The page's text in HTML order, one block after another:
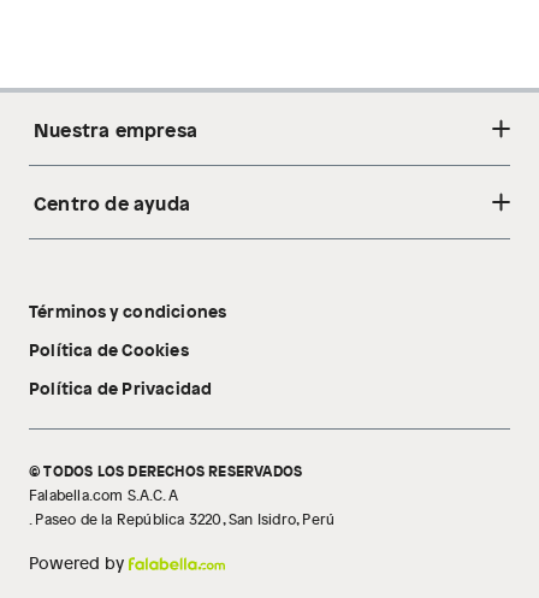
Nuestra empresa
Acerca de nosotros
Tecnología Pillow Walk
Centro de ayuda
Libro de reclamaciones
Términos y condiciones
Política de Cookies
Política de Privacidad
© TODOS LOS DERECHOS RESERVADOS
Falabella.com S.A.C. A
. Paseo de la República 3220, San Isidro, Perú
Powered by